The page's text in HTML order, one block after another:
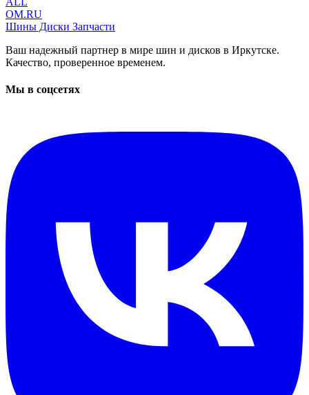
OM.RU
Шины Диски Запчасти
Ваш надежный партнер в мире шин и дисков в Иркутске.
Качество, проверенное временем.
Мы в соцсетях